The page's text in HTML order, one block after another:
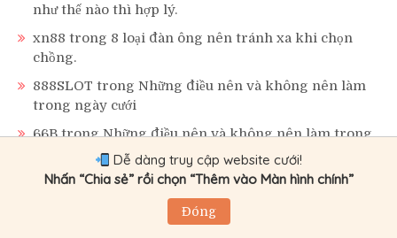
như thế nào thì hợp lý.
xn88 trong 8 loại đàn ông nên tránh xa khi chọn
chồng.
888SLOT trong Những điều nên và không nên làm
trong ngày cưới
66BtrongNhững điều nên và không nên làm trong
Dễ dàng truy cập website cưới!
Nhấn “Chia sẻ” rồi chọn “Thêm vào Màn hình chính”
Đóng